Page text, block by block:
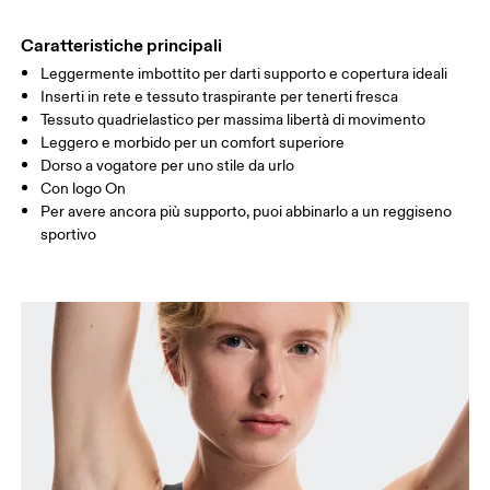
Scorri in orizzontale per visualizzare la tabella
Come prendere le misure
Caratteristiche principali
Leggermente imbottito per darti supporto e copertura ideali
Inserti in rete e tessuto traspirante per tenerti fresca
Tessuto quadrielastico per massima libertà di movimento
Leggero e morbido per un comfort superiore
Dorso a vogatore per uno stile da urlo
Con logo On
Per avere ancora più supporto, puoi abbinarlo a un reggiseno
sportivo